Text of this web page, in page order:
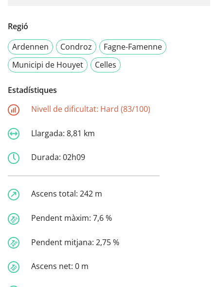
Regió
Ardennen
Condroz
Fagne-Famenne
Municipi de Houyet
Celles
Estadístiques
Nivell de dificultat: Hard (83/100)
Llargada: 8,81 km
Durada: 02h09
Ascens total: 242 m
Pendent màxim: 7,6 %
Pendent mitjana: 2,75 %
Ascens net: 0 m